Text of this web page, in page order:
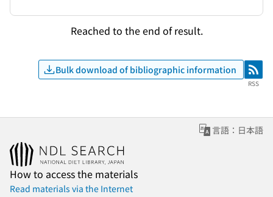
Reached to the end of result.
Bulk download of bibliographic information RSS
RSS
言語：日本語
How to access the materials
Read materials via the Internet